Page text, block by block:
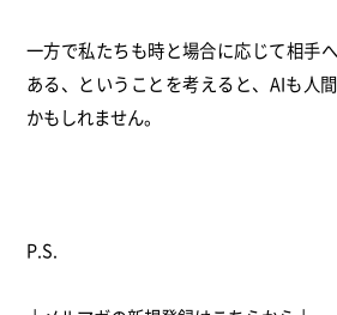
一方で私たちも時と場合に応じて相手
ある、ということを考えると、AIも人
かもしれません。
P.S.